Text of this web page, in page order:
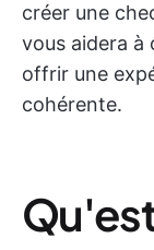
créer une
vous aidera à
offrir une
cohérente.